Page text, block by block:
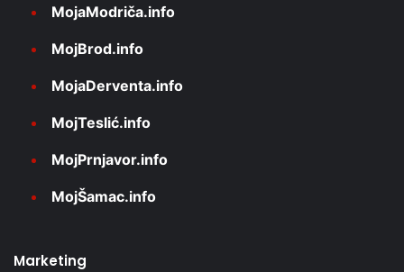
MojaModriča.info
MojBrod.info
MojaDerventa.info
MojTeslić.info
MojPrnjavor.info
MojŠamac.info
Marketing